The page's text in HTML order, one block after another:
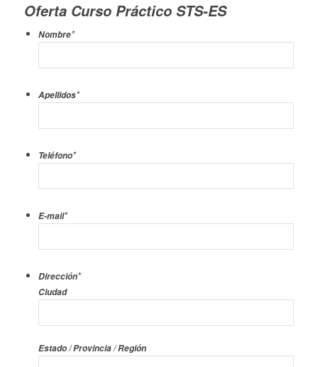
Oferta Curso Práctico STS-ES
Nombre*
Apellidos*
Teléfono*
E-mail*
Dirección*
Ciudad
Estado / Provincia / Región